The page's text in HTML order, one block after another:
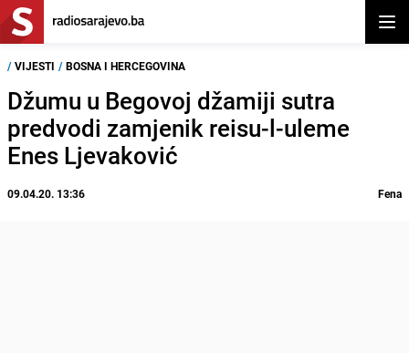
/ VIJESTI / BOSNA I HERCEGOVINA
Džumu u Begovoj džamiji sutra
predvodi zamjenik reisu-l-uleme
Enes Ljevaković
09.04.20. 13:36 Fena